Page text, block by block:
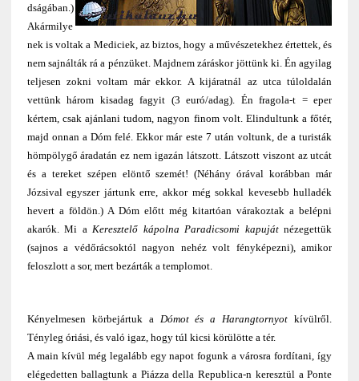
dságában.)
Akármilye
nek is voltak a Mediciek, az biztos, hogy a művészetekhez értettek, és
nem sajnálták rá a pénzüket. Majdnem záráskor jöttünk ki. Én agyilag
teljesen zokni voltam már ekkor. A kijáratnál az utca túloldalán
vettünk három kisadag fagyit (3 euró/adag). Én fragola-t = eper
kértem, csak ajánlani tudom, nagyon finom volt. Elindultunk a főtér,
majd onnan a Dóm felé. Ekkor már este 7 után voltunk, de a turisták
hömpölygő áradatán ez nem igazán látszott. Látszott viszont az utcát
és a tereket szépen elöntő szemét! (Néhány órával korábban már
Józsival egyszer jártunk erre, akkor még sokkal kevesebb hulladék
hevert a földön.) A Dóm előtt még kitartóan várakoztak a belépni
akarók. Mi a Keresztelő kápolna Paradicsomi kapujátnézegettük
(sajnos a védőrácsoktól nagyon nehéz volt fényképezni), amikor
feloszlott a sor, mert bezárták a templomot.
Kényelmesen körbejártuk a Dómot és a Harangtornyotkívülről.
Tényleg óriási, és való igaz, hogy túl kicsi körülötte a tér.
A main kívül még legalább egy napot fogunk a városra fordítani, így
elégedetten ballagtunk a Piázza della Republica-n keresztül a Ponte